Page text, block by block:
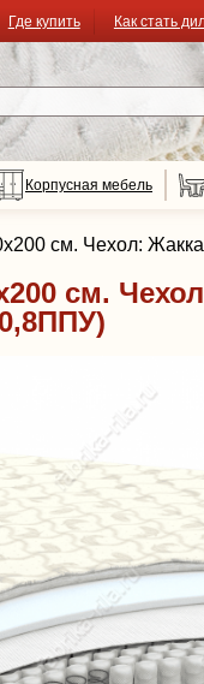
Где купить Как стать
Корпусная мебель
см. Чехол:
см.